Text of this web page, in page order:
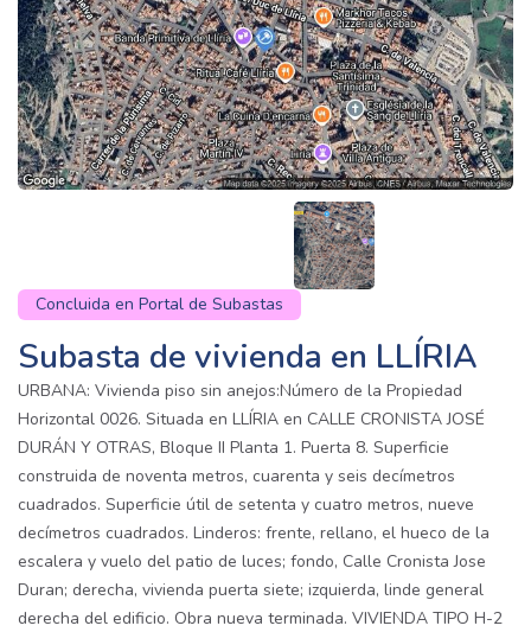
Concluida en Portal de Subastas
Subasta de vivienda en LLÍRIA
URBANA: Vivienda piso sin anejos:Número de la Propiedad
Horizontal 0026. Situada en LLÍRIA en CALLE CRONISTA JOSÉ
DURÁN Y OTRAS, Bloque II Planta 1. Puerta 8. Superficie
construida de noventa metros, cuarenta y seis decímetros
cuadrados. Superficie útil de setenta y cuatro metros, nueve
decímetros cuadrados. Linderos: frente, rellano, el hueco de la
escalera y vuelo del patio de luces; fondo, Calle Cronista Jose
Duran; derecha, vivienda puerta siete; izquierda, linde general
derecha del edificio. Obra nueva terminada. VIVIENDA TIPO H-2